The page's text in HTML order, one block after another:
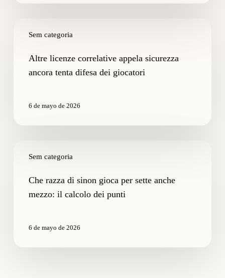
Sem categoria
licenze
appelaAltre licenze correlative appela sicurezza
ancora tenta difesa dei giocatori
6 de mayo de 2026
Sem categoria
razza
sinonChe razza di sinon gioca per sette anche
mezzo: il calcolo dei punti
6 de mayo de 2026